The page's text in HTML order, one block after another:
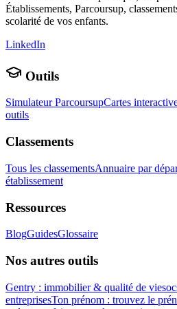
Établissements, Parcoursup,
scolarité de vos enfants.
LinkedIn
Outils
Simulateur ParcoursupCartes
outils
Classements
Tous les classementsAnnuaire par
établissement
Ressources
BlogGuidesGlossaire
Nos autres outils
Gentry : immobilier & qualité de vie
entreprisesTon prénom : trouvez le